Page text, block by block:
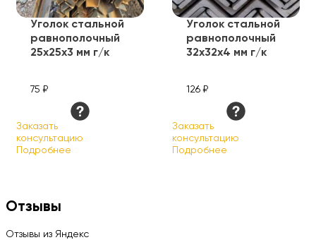
Уголок стальной
равнополочный
25х25х3 мм г/к
75 ₽
Заказать
консультацию
Подробнее
Уголок стальной
равнополочный
32х32х4 мм г/к
126 ₽
Заказать
консультацию
Подробнее
Отзывы
Отзывы из Яндекс